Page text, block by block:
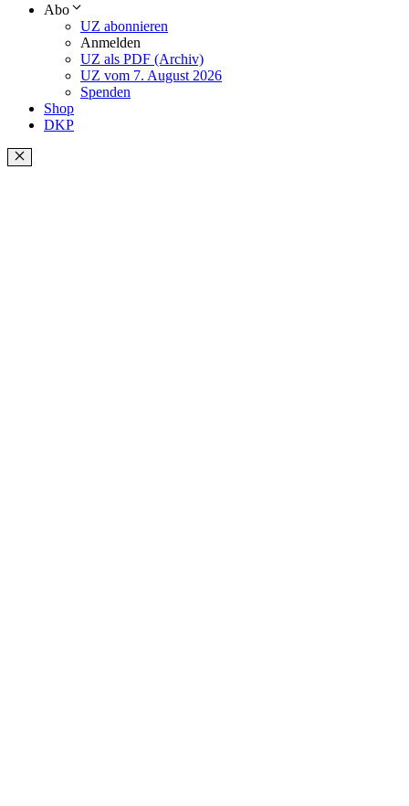
Abo
UZ abonnieren
Anmelden
UZ als PDF (Archiv)
UZ vom 7. August 2026
Spenden
Shop
DKP
Schließen